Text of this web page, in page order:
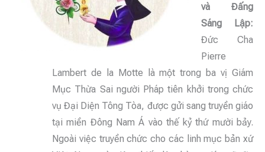
và Đấng
Sáng Lập:
Đức Cha
Pierre
Lambert de la Motte là một trong ba vị Giám
Mục Thừa Sai người Pháp tiên khởi trong chức
vụ Đại Diện Tông Tòa, được gửi sang truyền giáo
tại miền Đông Nam Á vào thế kỷ thứ mười bảy.
Ngoài việc truyền chức cho các linh mục bản xứ